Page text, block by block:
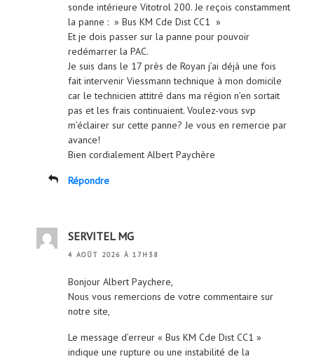
sonde intérieure Vitotrol 200. Je reçois constamment
la panne : » Bus KM Cde Dist CC1 »
Et je dois passer sur la panne pour pouvoir
redémarrer la PAC.
Je suis dans le 17 près de Royan j’ai déjà une fois
fait intervenir Viessmann technique à mon domicile
car le technicien attitré dans ma région n’en sortait
pas et les frais continuaient. Voulez-vous svp
m’éclairer sur cette panne? Je vous en remercie par
avance!
Bien cordialement Albert Paychère
Répondre
SERVITEL MG
4 AOÛT 2026 À 17H38
Bonjour Albert Paychere,
Nous vous remercions de votre commentaire sur
notre site,
Le message d’erreur « Bus KM Cde Dist CC1 »
indique une rupture ou une instabilité de la